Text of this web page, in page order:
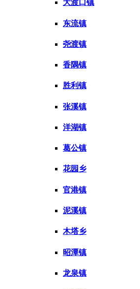
大渡口镇
东流镇
尧渡镇
香隅镇
胜利镇
张溪镇
洋湖镇
葛公镇
花园乡
官港镇
泥溪镇
木塔乡
昭潭镇
龙泉镇